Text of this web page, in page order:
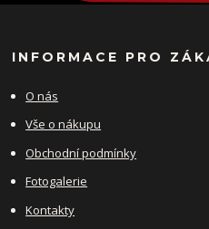
INFORMACE PRO
O nás
Vše o nákupu
Obchodní podmínky
Fotogalerie
Kontakty